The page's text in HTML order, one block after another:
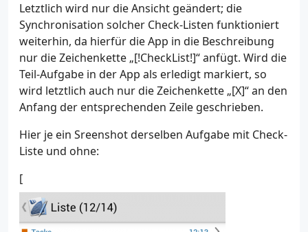
Letztlich wird nur die Ansicht geändert; die
Synchronisation solcher Check-Listen funktioniert
weiterhin, da hierfür die App in die Beschreibung
nur die Zeichenkette „[!CheckList!]“ anfügt. Wird die
Teil-Aufgabe in der App als erledigt markiert, so
wird letztlich auch nur die Zeichenkette „[X]“ an den
Anfang der entsprechenden Zeile geschrieben.
Hier je ein Sreenshot derselben Aufgabe mit Check-
Liste und ohne:
[